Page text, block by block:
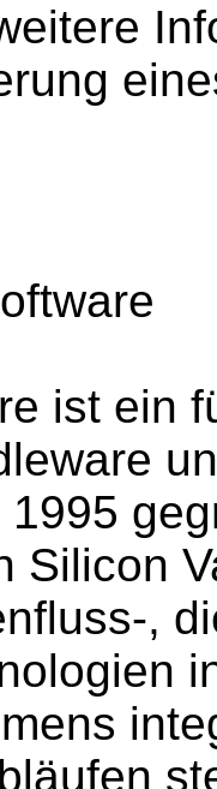
ist ein
Silicon
,